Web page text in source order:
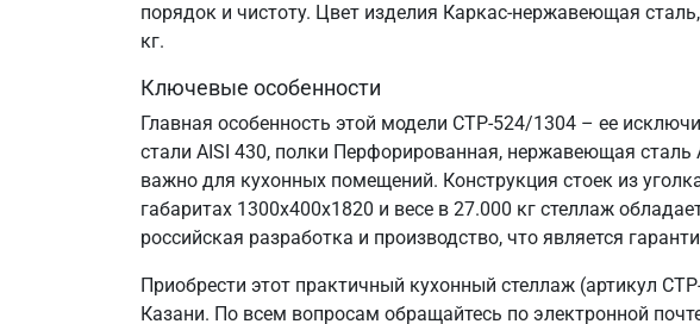
порядок и чистоту. Цвет изделия Каркас-нержавеющая
кг.
Ключевые особенности
Главная особенность этой модели СТР-524/1304 – ее
стали AISI 430, полки Перфорированная, нержавеющая сталь
важно для кухонных помещений. Конструкция стоек из
габаритах 1300х400х1820 и весе в 27.000 кг стеллаж
российская разработка и производство, что является
Приобрести этот практичный кухонный стеллаж (артикул
Казани. По всем вопросам обращайтесь по электронной